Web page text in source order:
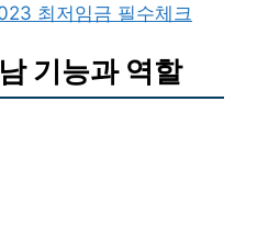
최저임금 필수체크
기능과 역할